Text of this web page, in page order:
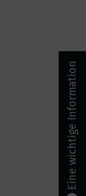
Eine wichtige Information